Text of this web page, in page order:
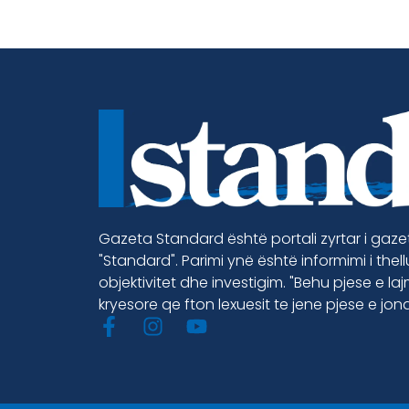
Gazeta Standard është portali zyrtar i
"Standard". Parimi ynë është informimi i
objektivitet dhe investigim. "Behu pjese e
kryesore qe fton lexuesit te jene pjese e